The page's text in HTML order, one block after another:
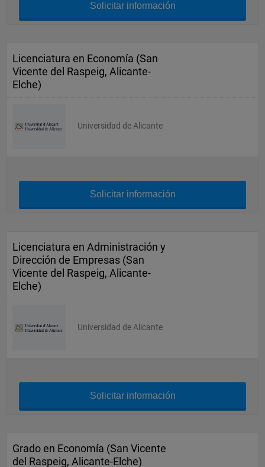
Solicitar información
Licenciatura en Economía (San
Vicente del Raspeig, Alicante-
Elche)
Universidad de Alicante
Solicitar información
Licenciatura en Administración y
Dirección de Empresas (San
Vicente del Raspeig, Alicante-
Elche)
Universidad de Alicante
Solicitar información
Grado en Economía (San Vicente
del Raspeig, Alicante-Elche)